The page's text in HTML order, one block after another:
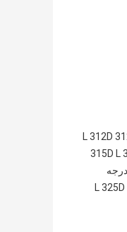
312D
315D L
322 درجه
325D